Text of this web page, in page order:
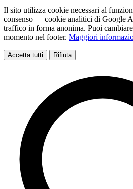
Il sito utilizza cookie necessari al
consenso — cookie analitici di Google
traffico in forma anonima. Puoi
momento nel footer. Maggiori
Accetta tutti Rifiuta